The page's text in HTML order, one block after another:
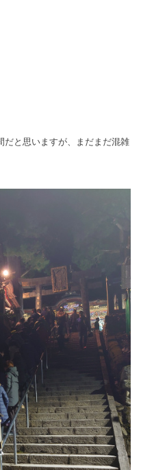
だと思いますが、まだまだ混雑